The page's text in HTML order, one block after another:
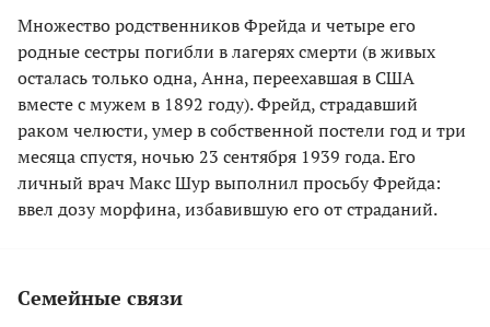
Множество родственников Фрейда и четыре его
родные сестры погибли в лагерях смерти (в живых
осталась только одна, Анна, переехавшая в США
вместе с мужем в 1892 году). Фрейд, страдавший
раком челюсти, умер в собственной постели год и три
месяца спустя, ночью 23 сентября 1939 года. Его
личный врач Макс Шур выполнил просьбу Фрейда:
ввел дозу морфина, избавившую его от страданий.
Семейные связи